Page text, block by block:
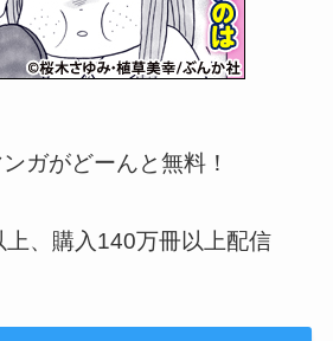
ガがどーんと無料！
上、購入140万冊以上配信